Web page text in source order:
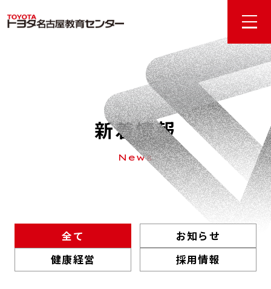
新着情報
N ews
全て
お知らせ
健康経営
採用情報